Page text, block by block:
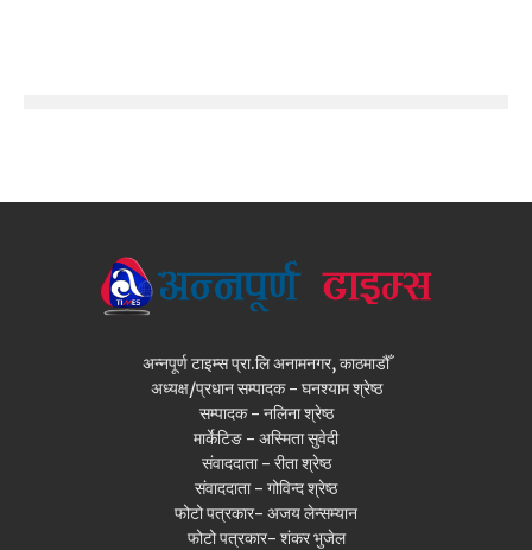
अन्नपूर्ण टाइम्स प्रा.लि अनामनगर, काठमाडौँ
अध्यक्ष/प्रधान सम्पादक - घनश्याम श्रेष्ठ
सम्पादक - नलिना श्रेष्ठ
मार्केटिङ - अस्मिता सुवेदी
संवाददाता - रीता श्रेष्ठ
संवाददाता - गोविन्द श्रेष्ठ
फोटो पत्रकार- अजय लेन्सम्यान
फोटो पत्रकार- शंकर भुजेल